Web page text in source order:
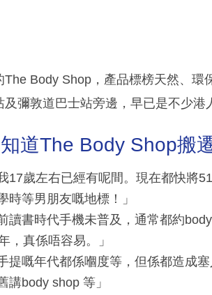
The Body Shop，產品標榜天然、
及彌敦道巴士站旁邊，早已是不少港
道The Body Shop搬
我17歲左右已經有呢間。現在都快將
時等男朋友嘅地標！」
前讀書時代手機未普及，通常都約
，真係唔容易。」
手提嘅年代都係嗰度等，但係都造成
講body shop 等」